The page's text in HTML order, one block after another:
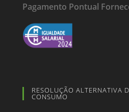
Pagamento Pontual
RESOLUÇÃO ALTERNATIVA
CONSUMO